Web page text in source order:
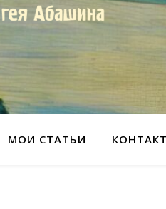
МОИ СТАТЬИ